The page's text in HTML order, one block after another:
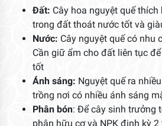
Đất: Cây hoa nguyệt quế
trong đất thoát nước tốt và
Nước: Cây nguyệt quế có nhu
Cần giữ ẩm cho đất liên tục
tốt
Ánh sáng: Nguyệt quế ra
trồng nơi có nhiều ánh sáng
Phân bón: Để cây sinh trưởng
phân hữu cơ và NPK định kỳ